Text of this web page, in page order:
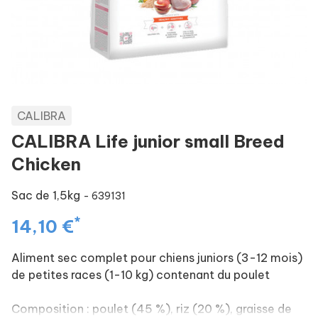
CALIBRA
CALIBRA Life junior small Breed
Chicken
Sac de 1,5kg - 639131
14,10 €*
Aliment sec complet pour chiens juniors (3-12 mois)
de petites races (1-10 kg) contenant du poulet
Composition : poulet (45 %), riz (20 %), graisse de